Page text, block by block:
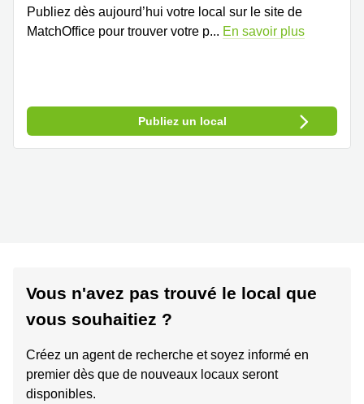
Publiez dès aujourd’hui votre local sur le site de
MatchOffice pour trouver votre p... En savoir plus
Publiez un local
Vous n'avez pas trouvé le local que
vous souhaitiez ?
Créez un agent de recherche et soyez informé en
premier dès que de nouveaux locaux seront
disponibles.